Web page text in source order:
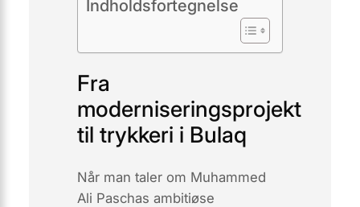
Indholdsfortegnelse
Fra
moderniseringsprojekt
til trykkeri i Bulaq
Når man taler om Muhammed
Ali Paschas ambitiøse